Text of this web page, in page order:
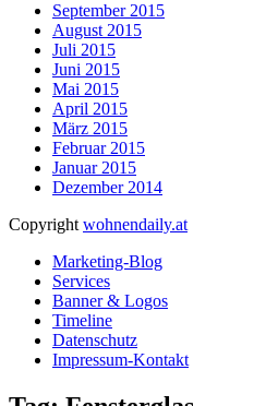
September 2015
August 2015
Juli 2015
Juni 2015
Mai 2015
April 2015
März 2015
Februar 2015
Januar 2015
Dezember 2014
Copyright wohnendaily.at
Marketing-Blog
Services
Banner & Logos
Timeline
Datenschutz
Impressum-Kontakt